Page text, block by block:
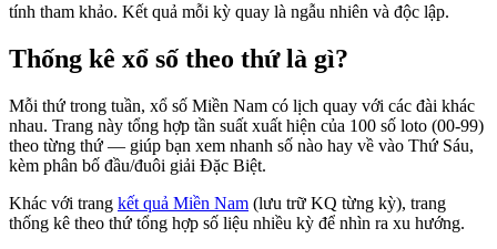
tính tham khảo. Kết quả mỗi kỳ quay là ngẫu nhiên và độc lập.
Thống kê xổ số theo thứ là gì?
Mỗi thứ trong tuần, xổ số Miền Nam có lịch quay với các đài khác
nhau. Trang này tổng hợp tần suất xuất hiện của 100 số loto (00-99)
theo từng thứ — giúp bạn xem nhanh số nào hay về vào Thứ Sáu,
kèm phân bố đầu/đuôi giải Đặc Biệt.
Khác với trang kết quả Miền Nam (lưu trữ KQ từng kỳ), trang
thống kê theo thứ tổng hợp số liệu nhiều kỳ để nhìn ra xu hướng.